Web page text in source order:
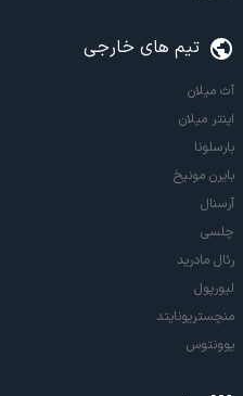
تیم های خارجی
آث میلان
اینتر میلان
بارسلونا
بایرن مونیخ
آرسنال
چلسی
رئال مادرید
لیورپول
منچستریونایتد
یوونتوس